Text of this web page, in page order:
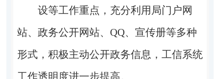
设等工作重点，充分利用局门户网
站、政务公开网站、 QQ、宣传册等多种
形式，积极主动公开政务信息，工信系统
工作透明度进一步提高。